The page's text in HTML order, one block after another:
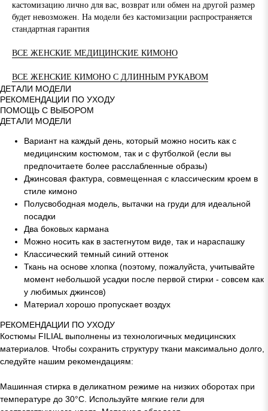
кастомизацию лично для вас, возврат или обмен на другой размер
будет невозможен. На модели без кастомизации распространяется
стандартная гарантия
ВСЕ ЖЕНСКИЕ МЕДИЦИНСКИЕ КИМОНО
ВСЕ ЖЕНСКИЕ КИМОНО С ДЛИННЫМ РУКАВОМ
ДЕТАЛИ МОДЕЛИ
РЕКОМЕНДАЦИИ ПО УХОДУ
ПОМОЩЬ С ВЫБОРОМ
ДЕТАЛИ МОДЕЛИ
Вариант на каждый день, который можно носить как с
медицинским костюмом, так и с футболкой (если вы
предпочитаете более расслабленные образы)
Джинсовая фактура, совмещенная с классическим кроем в
стиле кимоно
Полусвободная модель, вытачки на груди для идеальной
посадки
Два боковых кармана
Можно носить как в застегнутом виде, так и нараспашку
Классический темный синий оттенок
Ткань на основе хлопка (поэтому, пожалуйста, учитывайте
момент небольшой усадки после первой стирки - совсем как
у любимых джинсов)
Материал хорошо пропускает воздух
РЕКОМЕНДАЦИИ ПО УХОДУ
Костюмы FILIAL выполнены из технологичных медицинских
материалов. Чтобы сохранить структуру ткани максимально долго,
следуйте нашим рекомендациям:
Машинная стирка в деликатном режиме на низких оборотах при
температуре до 30°C. Используйте мягкие гели для